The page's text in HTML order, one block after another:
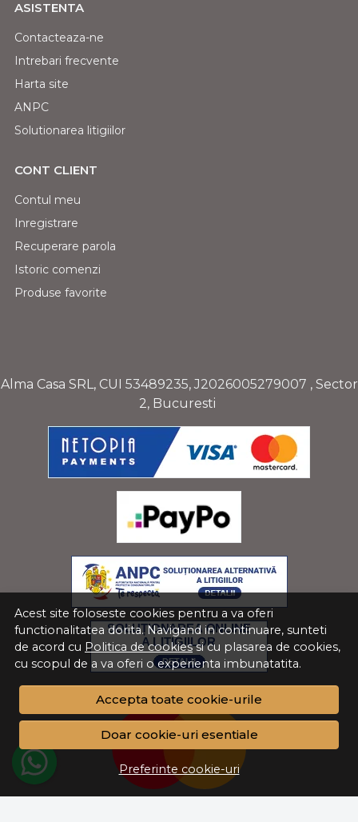
Acest site foloseste cookies pentru a va oferi
functionalitatea dorita. Navigand in continuare, sunteti
de acord cu Politica de cookiessi cu plasarea de cookies,
cu scopul de a va oferi o experienta imbunatatita.
Accepta toate cookie-urile
Doar cookie-uri esentiale
Preferinte cookie-uri
ASISTENTA
Contacteaza-ne
Intrebari frecvente
Harta site
ANPC
Solutionarea litigiilor
CONT CLIENT
Contul meu
Inregistrare
Recuperare parola
Istoric comenzi
Produse favorite
Alma Casa SRL, CUI 53489235, J2026005279007 , Sector
2, Bucuresti